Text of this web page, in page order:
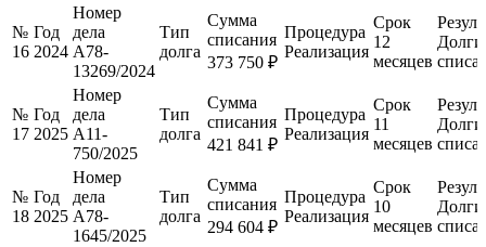
№
16
Год
2024
Номер
дела
А78-
13269/2024
Тип
долга
Сумма
списания
373 750 ₽
Процедура
Реализация
Срок
12
месяцев
Долги
№
17
Год
2025
Номер
дела
А11-
750/2025
Тип
долга
Сумма
списания
421 841 ₽
Процедура
Реализация
Срок
11
месяцев
Долги
№
18
Год
2025
Номер
дела
А78-
1645/2025
Тип
долга
Сумма
списания
294 604 ₽
Процедура
Реализация
Срок
10
месяцев
Долги